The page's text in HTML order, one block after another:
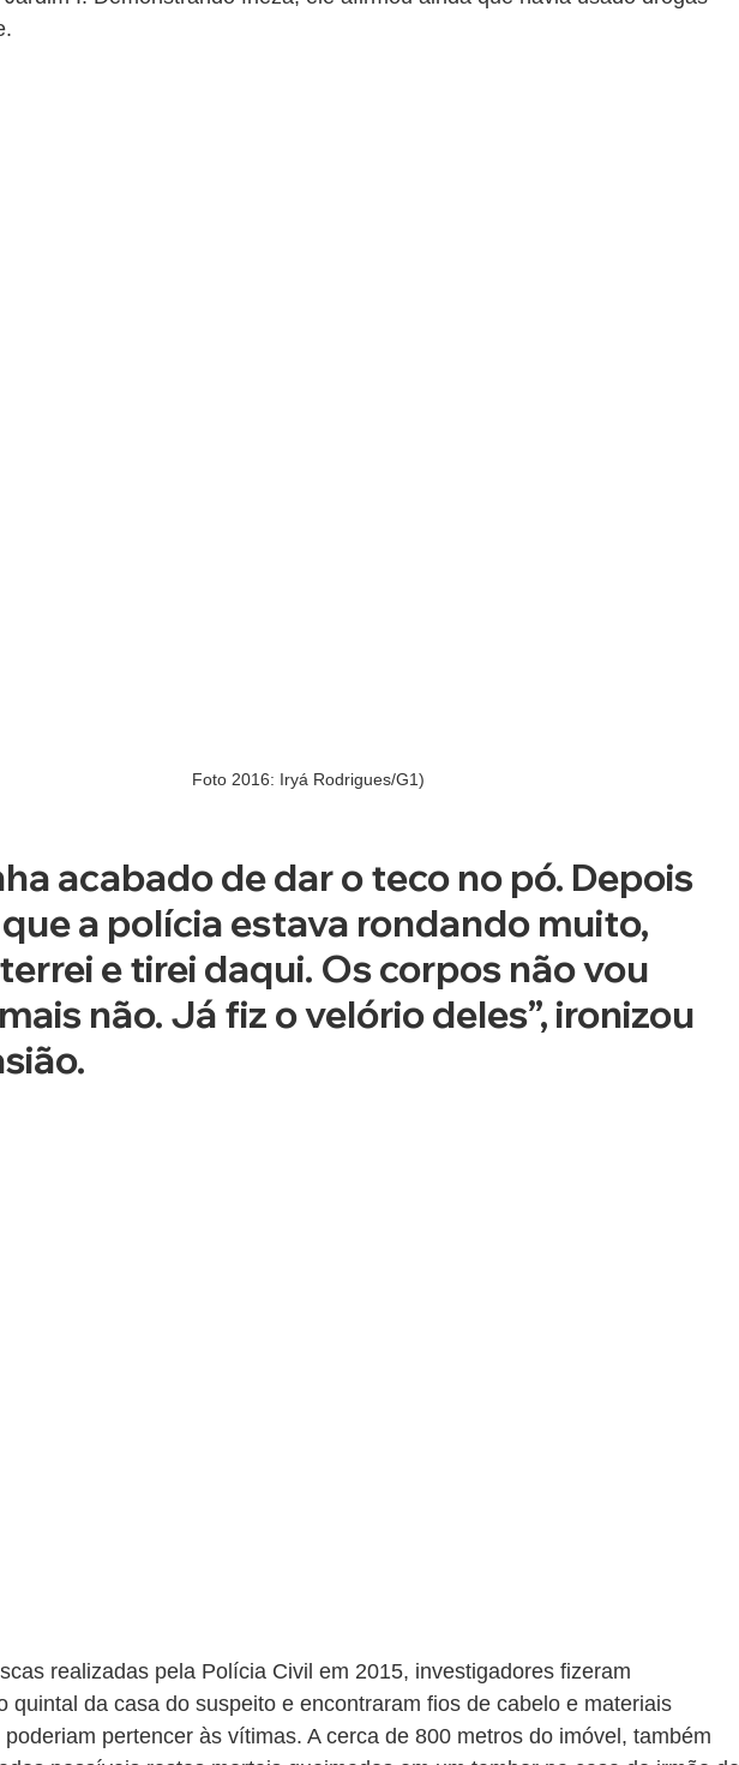
Foto 2016: Iryá Rodrigues/G1)
acabado de dar o teco no pó. Depois
a polícia estava rondando muito,
e tirei daqui. Os corpos não vou
não. Já fiz o velório deles”, ironizou
realizadas pela Polícia Civil em 2015, investigadores fizeram
quintal da casa do suspeito e encontraram fios de cabelo e materiais
pertencer às vítimas. A cerca de 800 metros do imóvel, também